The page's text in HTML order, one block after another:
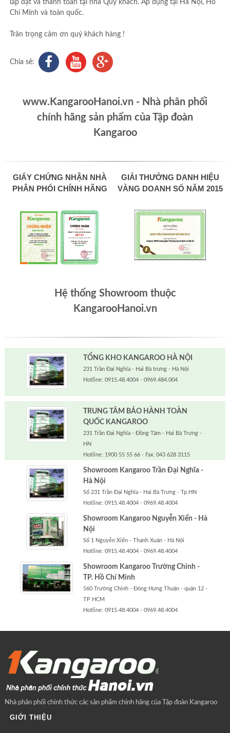
lắp đặt và thanh toán tại nhà Quý khách. Áp dụng tại Hà Nội, Hồ
Chí Minh và toàn quốc.
Trân trọng cảm ơn quý khách hàng !
Chia sẻ:
www.KangarooHanoi.vn - Nhà phân phối
chính hãng sản phẩm của Tập đoàn
Kangaroo
GIẤY CHỨNG NHẬN NHÀ
PHÂN PHỐI CHÍNH HÃNG
GIẢI THƯỞNG DANH HIỆU
VÀNG DOANH SỐ NĂM 2015
Hệ thống Showroom thuộc
KangarooHanoi.vn
TỔNG KHO KANGAROO HÀ NỘI
231 Trần Đại Nghĩa - Hai Bà trưng - Hà Nội
Hotline: 0915.48.4004 - 0969.484.004
TRUNG TÂM BẢO HÀNH TOÀN
QUỐC KANGAROO
231 Trần Đại Nghĩa - Đồng Tâm - Hai Bà Trưng -
HN
Hotline: 1900 55 55 66 - Fax: 043 628 3115
Showroom Kangaroo Trần Đại Nghĩa -
Hà Nội
Số 231 Trần Đại Nghĩa - Hai Bà Trưng - Tp.HN
Hotline: 0915.48.4004 - 0969.48.4004
Showroom Kangaroo Nguyễn Xiển - Hà
Nội
Số 1 Nguyễn Xiển - Thanh Xuân - Hà Nội
Hotline: 0915.48.4004 - 0969.48.4004
Showroom Kangaroo Trường Chinh -
TP. Hồ Chí Minh
560 Trường Chinh - Đông Hưng Thuận - quận 12 -
TP HCM
Hotline: 0915.48.4004 - 0969.48.4004
Nhà phân phối chính thức các sản phẩm chính hãng của Tập đoàn Kangaroo
GIỚI THIỆU